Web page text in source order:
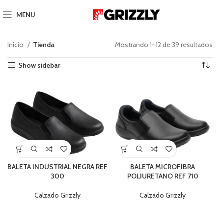
MENU
Inicio Tienda Mostrando 1–12 de 39 resultados
Show sidebar
BALETA INDUSTRIAL NEGRA REF
300
Calzado Grizzly
BALETA MICROFIBRA
POLIURETANO REF 710
Calzado Grizzly